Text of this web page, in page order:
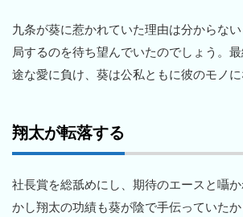
九条が葵に惹かれていた理由は分からな
局するのを待ち望んでいたのでしょう。
途な愛に負け、葵は公私ともに彼のモノに
翔太が転落する
社長賞を総舐めにし、期待のエースと囁
かし翔太の功績も葵が陰で手伝っていた